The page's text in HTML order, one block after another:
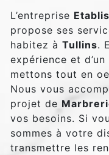
L’entreprise
propose ses
habitez à Tullins.
expérience et
mettons tout en
Nous vous
projet de
vos besoins. Si
sommes à votre
transmettre les